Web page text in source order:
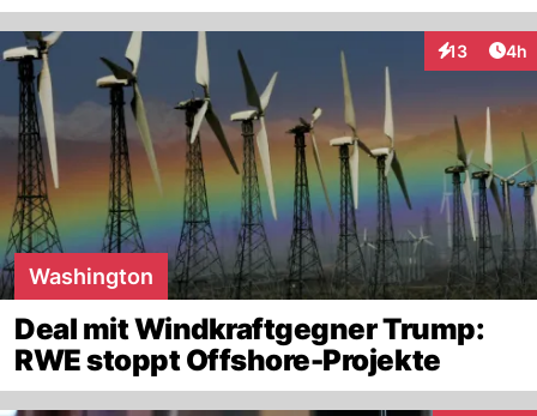
13
Interaktionen
4h
Washington
Deal mit Windkraftgegner Trump:
RWE stoppt Offshore-Projekte